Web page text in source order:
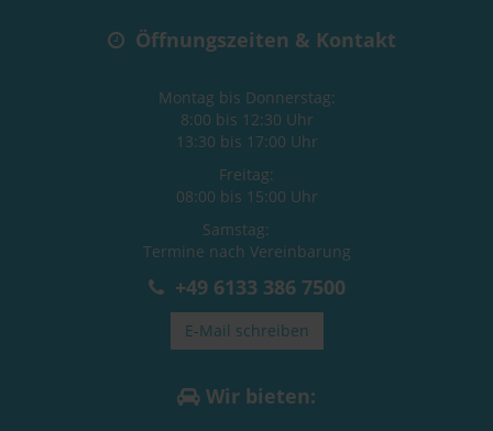
Öffnungszeiten & Kontakt
Montag bis Donnerstag:
8:00 bis 12:30 Uhr
13:30 bis 17:00 Uhr
Freitag:
08:00 bis 15:00 Uhr
Samstag:
Termine nach Vereinbarung
+49 6133 386 7500
E-Mail schreiben
Wir bieten: